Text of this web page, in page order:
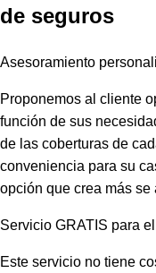
de seguros
Asesoramiento
Proponemos al cliente
función de sus
de las coberturas de
conveniencia para su
opción que crea más se
Servicio GRATIS para
Este servicio no tiene